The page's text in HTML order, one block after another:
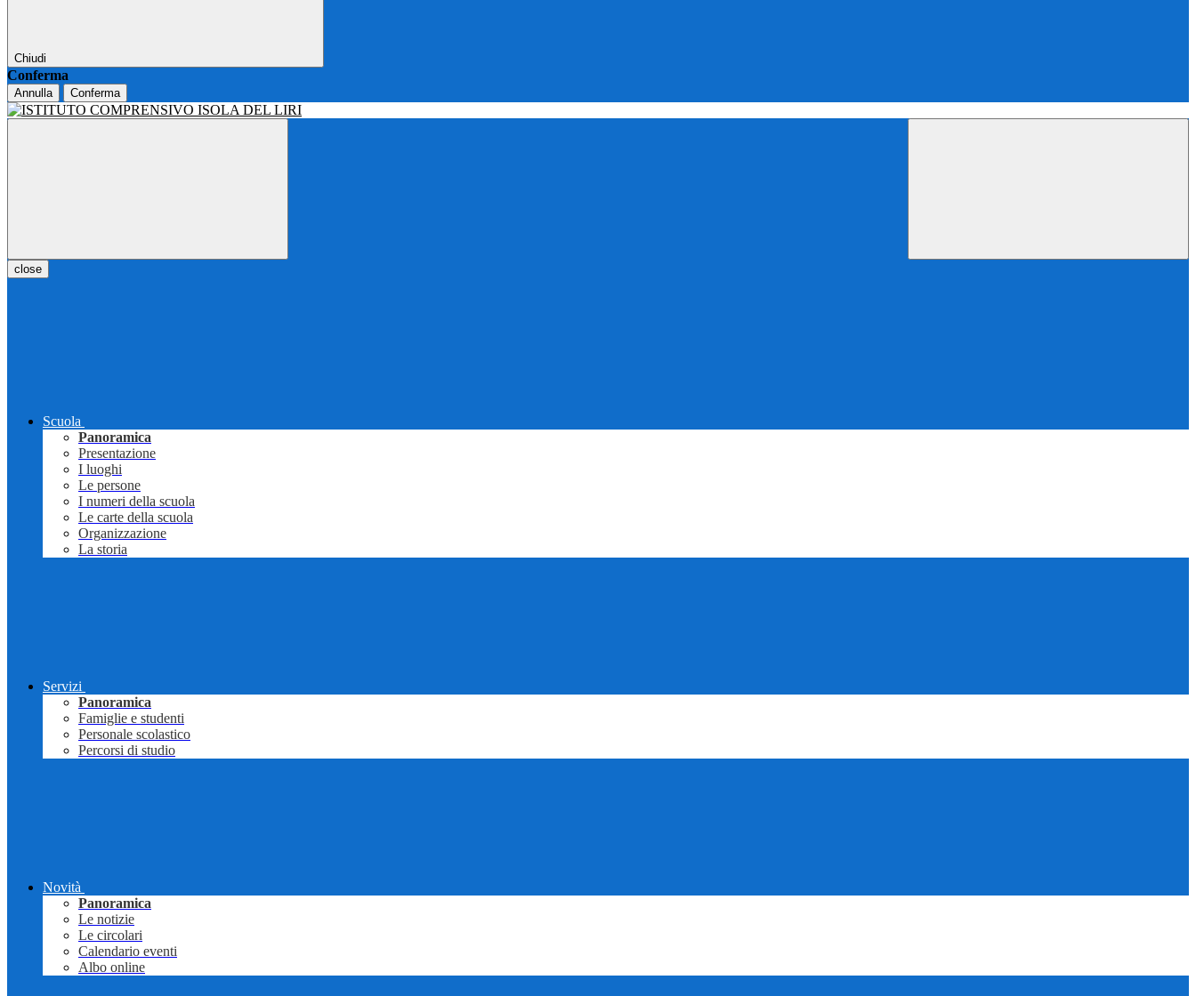
Chiudi
Conferma
Annulla Conferma
close
Scuola
Panoramica
Presentazione
I luoghi
Le persone
I numeri della scuola
Le carte della scuola
Organizzazione
La storia
Servizi
Panoramica
Famiglie e studenti
Personale scolastico
Percorsi di studio
Novità
Panoramica
Le notizie
Le circolari
Calendario eventi
Albo online